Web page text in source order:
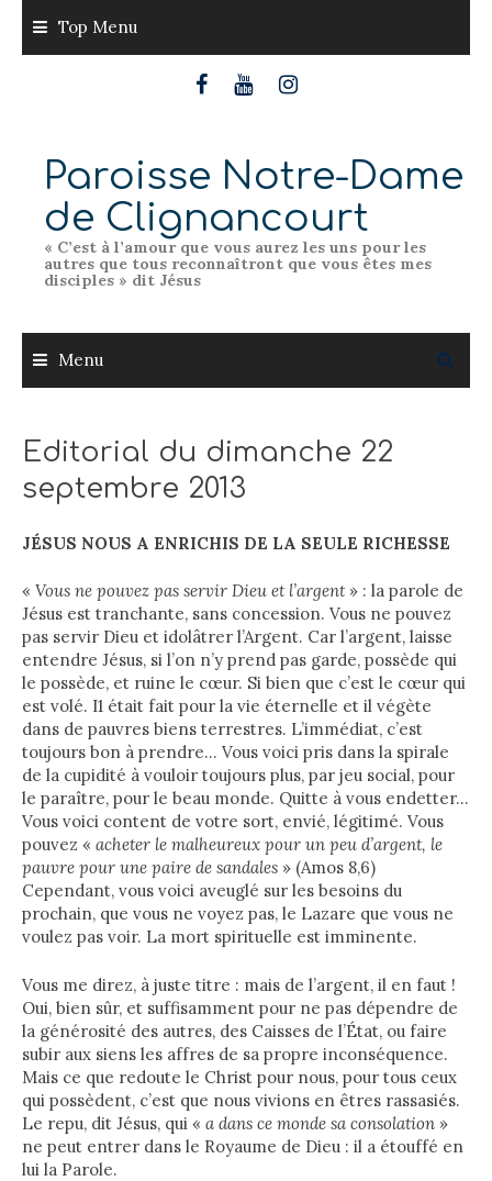
content
Top Menu
Paroisse Notre-Dame
de Clignancourt
« C’est à l’amour que vous aurez les uns pour les
autres que tous reconnaîtront que vous êtes mes
disciples » dit Jésus
Menu
Editorial du dimanche 22
septembre 2013
JÉSUS NOUS A ENRICHIS DE LA SEULE RICHESSE
« Vous ne pouvez pas servir Dieu et l’argent» : la parole de
Jésus est tranchante, sans concession. Vous ne pouvez
pas servir Dieu et idolâtrer l’Argent. Car l’argent, laisse
entendre Jésus, si l’on n’y prend pas garde, possède qui
le possède, et ruine le cœur. Si bien que c’est le cœur qui
est volé. I1 était fait pour la vie éternelle et il végète
dans de pauvres biens terrestres. L’immédiat, c’est
toujours bon à prendre… Vous voici pris dans la spirale
de la cupidité à vouloir toujours plus, par jeu social, pour
le paraître, pour le beau monde. Quitte à vous endetter…
Vous voici content de votre sort, envié, légitimé. Vous
pouvez « acheter le malheureux pour un peu d’argent, le
pauvre pour une paire de sandales » (Amos 8,6)
Cependant, vous voici aveuglé sur les besoins du
prochain, que vous ne voyez pas, le Lazare que vous ne
voulez pas voir. La mort spirituelle est imminente.
Vous me direz, à juste titre : mais de l’argent, il en faut !
Oui, bien sûr, et suffisamment pour ne pas dépendre de
la générosité des autres, des Caisses de l’État, ou faire
subir aux siens les affres de sa propre inconséquence.
Mais ce que redoute le Christ pour nous, pour tous ceux
qui possèdent, c’est que nous vivions en êtres rassasiés.
Le repu, dit Jésus, qui « a dans ce monde sa consolation »
ne peut entrer dans le Royaume de Dieu : il a étouffé en
lui la Parole.